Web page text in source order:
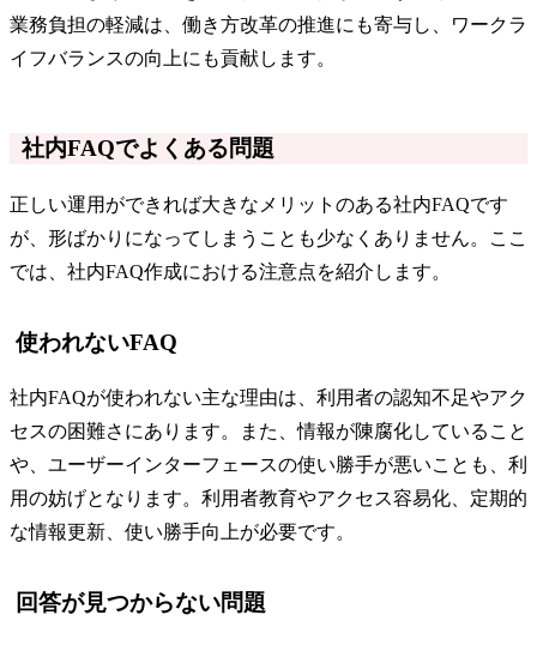
業務負担の軽減は、働き方改革の推進にも寄与し、ワークラ
イフバランスの向上にも貢献します。
社内FAQでよくある問題
正しい運用ができれば大きなメリットのある社内FAQです
が、形ばかりになってしまうことも少なくありません。ここ
では、社内FAQ作成における注意点を紹介します。
使われないFAQ
社内FAQが使われない主な理由は、利用者の認知不足やアク
セスの困難さにあります。また、情報が陳腐化していること
や、ユーザーインターフェースの使い勝手が悪いことも、利
用の妨げとなります。利用者教育やアクセス容易化、定期的
な情報更新、使い勝手向上が必要です。
回答が見つからない問題